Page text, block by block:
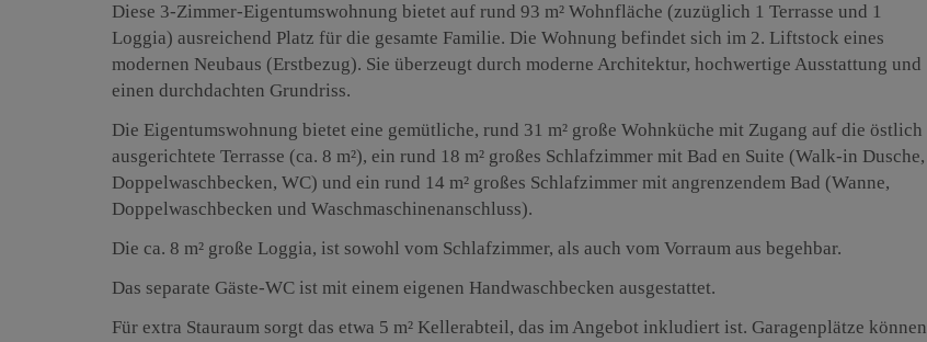
Diese 3-Zimmer-Eigentumswohnung bietet auf rund 93 m² Wohnfläche (zuzüglich 1 Terrasse und 1
Loggia) ausreichend Platz für die gesamte Familie. Die Wohnung befindet sich im 2. Liftstock eines
modernen Neubaus (Erstbezug). Sie überzeugt durch moderne Architektur, hochwertige Ausstattung und
einen durchdachten Grundriss.
Die Eigentumswohnung bietet eine gemütliche, rund 31 m² große Wohnküche mit Zugang auf die östlich
ausgerichtete Terrasse (ca. 8 m²), ein rund 18 m² großes Schlafzimmer mit Bad en Suite (Walk-in Dusche,
Doppelwaschbecken, WC) und ein rund 14 m² großes Schlafzimmer mit angrenzendem Bad (Wanne,
Doppelwaschbecken und Waschmaschinenanschluss).
Die ca. 8 m² große Loggia, ist sowohl vom Schlafzimmer, als auch vom Vorraum aus begehbar.
Das separate Gäste-WC ist mit einem eigenen Handwaschbecken ausgestattet.
Für extra Stauraum sorgt das etwa 5 m² Kellerabteil, das im Angebot inkludiert ist. Garagenplätze können